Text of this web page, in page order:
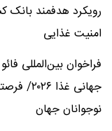
رویکرد هدفمند بانک
امنیت غذایی
فراخوان بین‌المللی
جهانی
نوجوانان جهان